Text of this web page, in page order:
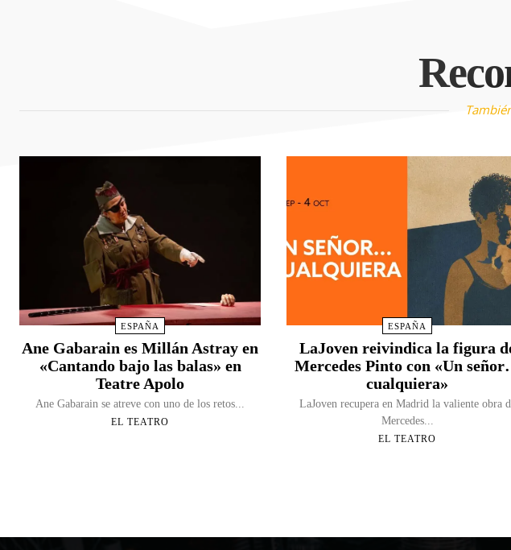
ESPAÑA
Ane Gabarain es Millán Astray en
«Cantando bajo las balas» en
Teatre Apolo
Ane Gabarain se atreve con uno de los retos...
EL TEATRO
ESPAÑA
LaJoven reivindica la figura
Mercedes Pinto con «Un
cualquiera»
LaJoven recupera en Madrid la valiente obra
Mercedes...
EL TEATRO